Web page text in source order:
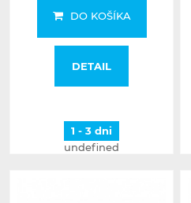
DO KOŠÍKA
DETAIL
1 - 3 dni
undefined